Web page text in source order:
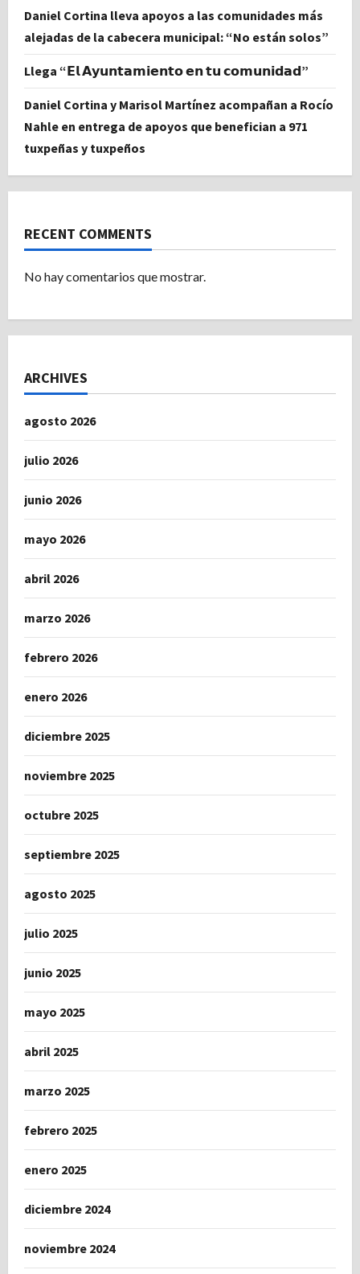
Daniel Cortina lleva apoyos a las comunidades más
alejadas de la cabecera municipal: “No están solos”
Llega “𝗘𝗹 𝗔𝘆𝘂𝗻𝘁𝗮𝗺𝗶𝗲𝗻𝘁𝗼 𝗲𝗻 𝘁𝘂 𝗰𝗼𝗺𝘂𝗻𝗶𝗱𝗮𝗱”
Daniel Cortina y Marisol Martínez acompañan a Rocío
Nahle en entrega de apoyos que benefician a 971
tuxpeñas y tuxpeños
RECENT COMMENTS
No hay comentarios que mostrar.
ARCHIVES
agosto 2026
julio 2026
junio 2026
mayo 2026
abril 2026
marzo 2026
febrero 2026
enero 2026
diciembre 2025
noviembre 2025
octubre 2025
septiembre 2025
agosto 2025
julio 2025
junio 2025
mayo 2025
abril 2025
marzo 2025
febrero 2025
enero 2025
diciembre 2024
noviembre 2024